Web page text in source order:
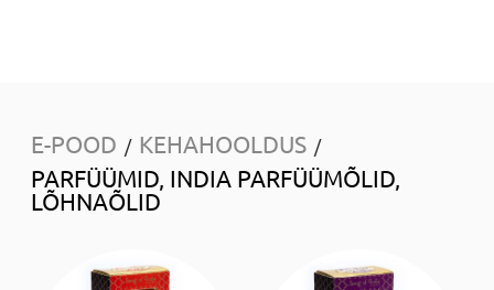
E-POOD / KEHAHOOLDUS /
PARFÜÜMID, INDIA PARFÜÜMÕLID,
LÕHNAÕLID